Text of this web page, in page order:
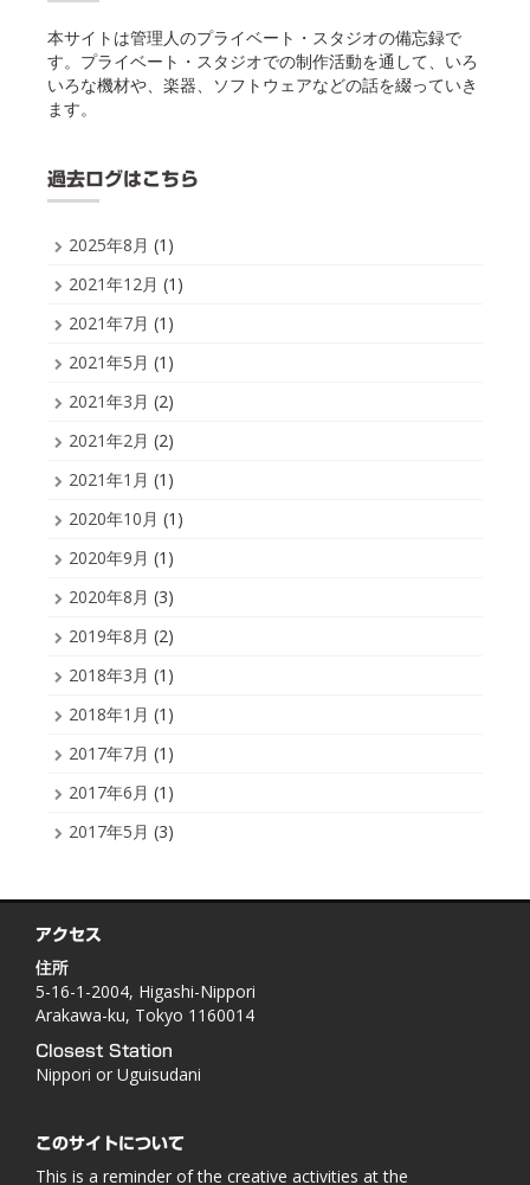
本サイトは管理人のプライベート・スタジオの備忘録で
す。プライベート・スタジオでの制作活動を通して、いろ
いろな機材や、楽器、ソフトウェアなどの話を綴っていき
ます。
過去ログはこちら
2025年8月 (1)
2021年12月 (1)
2021年7月 (1)
2021年5月 (1)
2021年3月 (2)
2021年2月 (2)
2021年1月 (1)
2020年10月 (1)
2020年9月 (1)
2020年8月 (3)
2019年8月 (2)
2018年3月 (1)
2018年1月 (1)
2017年7月 (1)
2017年6月 (1)
2017年5月 (3)
アクセス
住所
5-16-1-2004, Higashi-Nippori
Arakawa-ku, Tokyo 1160014
Closest Station
Nippori or Uguisudani
このサイトについて
This is a reminder of the creative activities at the